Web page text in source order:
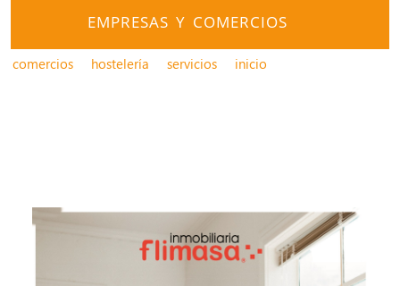
EMPRESAS Y COMERCIOS
comercios hostelería servicios inicio